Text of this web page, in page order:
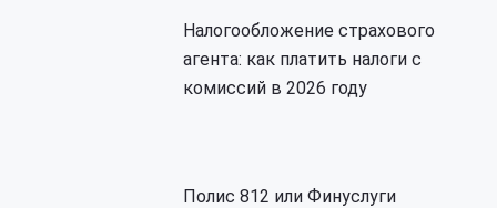
Налогообложение страхового
агента: как платить налоги с
комиссий в 2026 году
Полис 812 или Финуслуги